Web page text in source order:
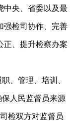
中央、省委以及最
强检司协作、完善
正、提升检察办案
、管理、培训、
人民监督员来源
检双方对监督员